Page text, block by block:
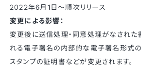
2022年6月1日〜順次リリース
変更による影響：
変更後に送信処理・同意処理がなされた
れる電子署名の内部的な電子署名形式の
スタンプの証明書などが変更されます。